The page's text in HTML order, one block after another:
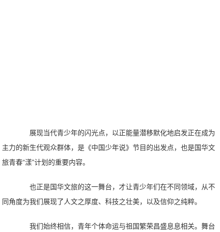
展现当代青少年的闪光点，以正能量潜移默化地启发正在成为
主力的新生代观众群体，是《中国少年说》节目的出发点，也是国华文
旅青春“漾”计划的重要内容。
也正是国华文旅的这一舞台，才让青少年们在不同领域，从不
同角度为我们展现了人文之厚度、科技之壮美，以及信仰之纯粹。
我们始终相信，青年个体命运与祖国繁荣昌盛息息相关。舞台